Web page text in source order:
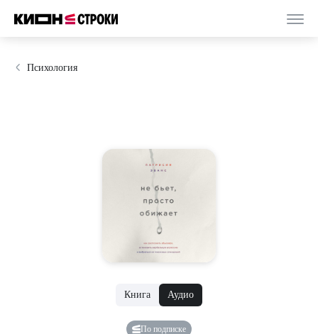
Психология
Книга Аудио
По подписке